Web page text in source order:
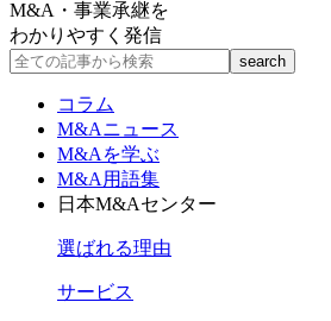
M&A・事業承継を
わかりやすく発信
コラム
M&Aニュース
M&Aを学ぶ
M&A用語集
日本M&Aセンター
選ばれる理由
サービス